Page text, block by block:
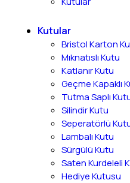
Kutular
Bristol Karton
Mıknatıslı Kutu
Katlanır Kutu
Geçme Kapaklı
Tutma Saplı
Silindir Kutu
Seperatörlü
Lambalı Kutu
Sürgülü Kutu
Saten Kurdeleli
Hediye Kutusu